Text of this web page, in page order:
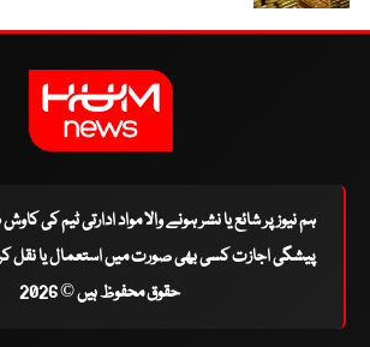
ہم نیوز پر شائع یا نشر ہونے والا مواد ادارتی ٹیم کی
پیشگی اجازت کسی بھی صورت میں استعمال یا نقل
حقوق محفوظ ہیں © 2026